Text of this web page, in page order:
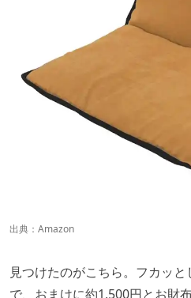
出典： Amazon
見つけたのがこちら。フカッ
で、おまけに約1,500円とお財